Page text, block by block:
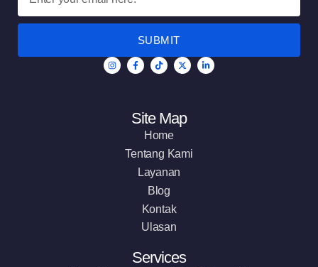
SUBMIT
Site Map
Home
Tentang Kami
Layanan
Blog
Kontak
Ulasan
Services